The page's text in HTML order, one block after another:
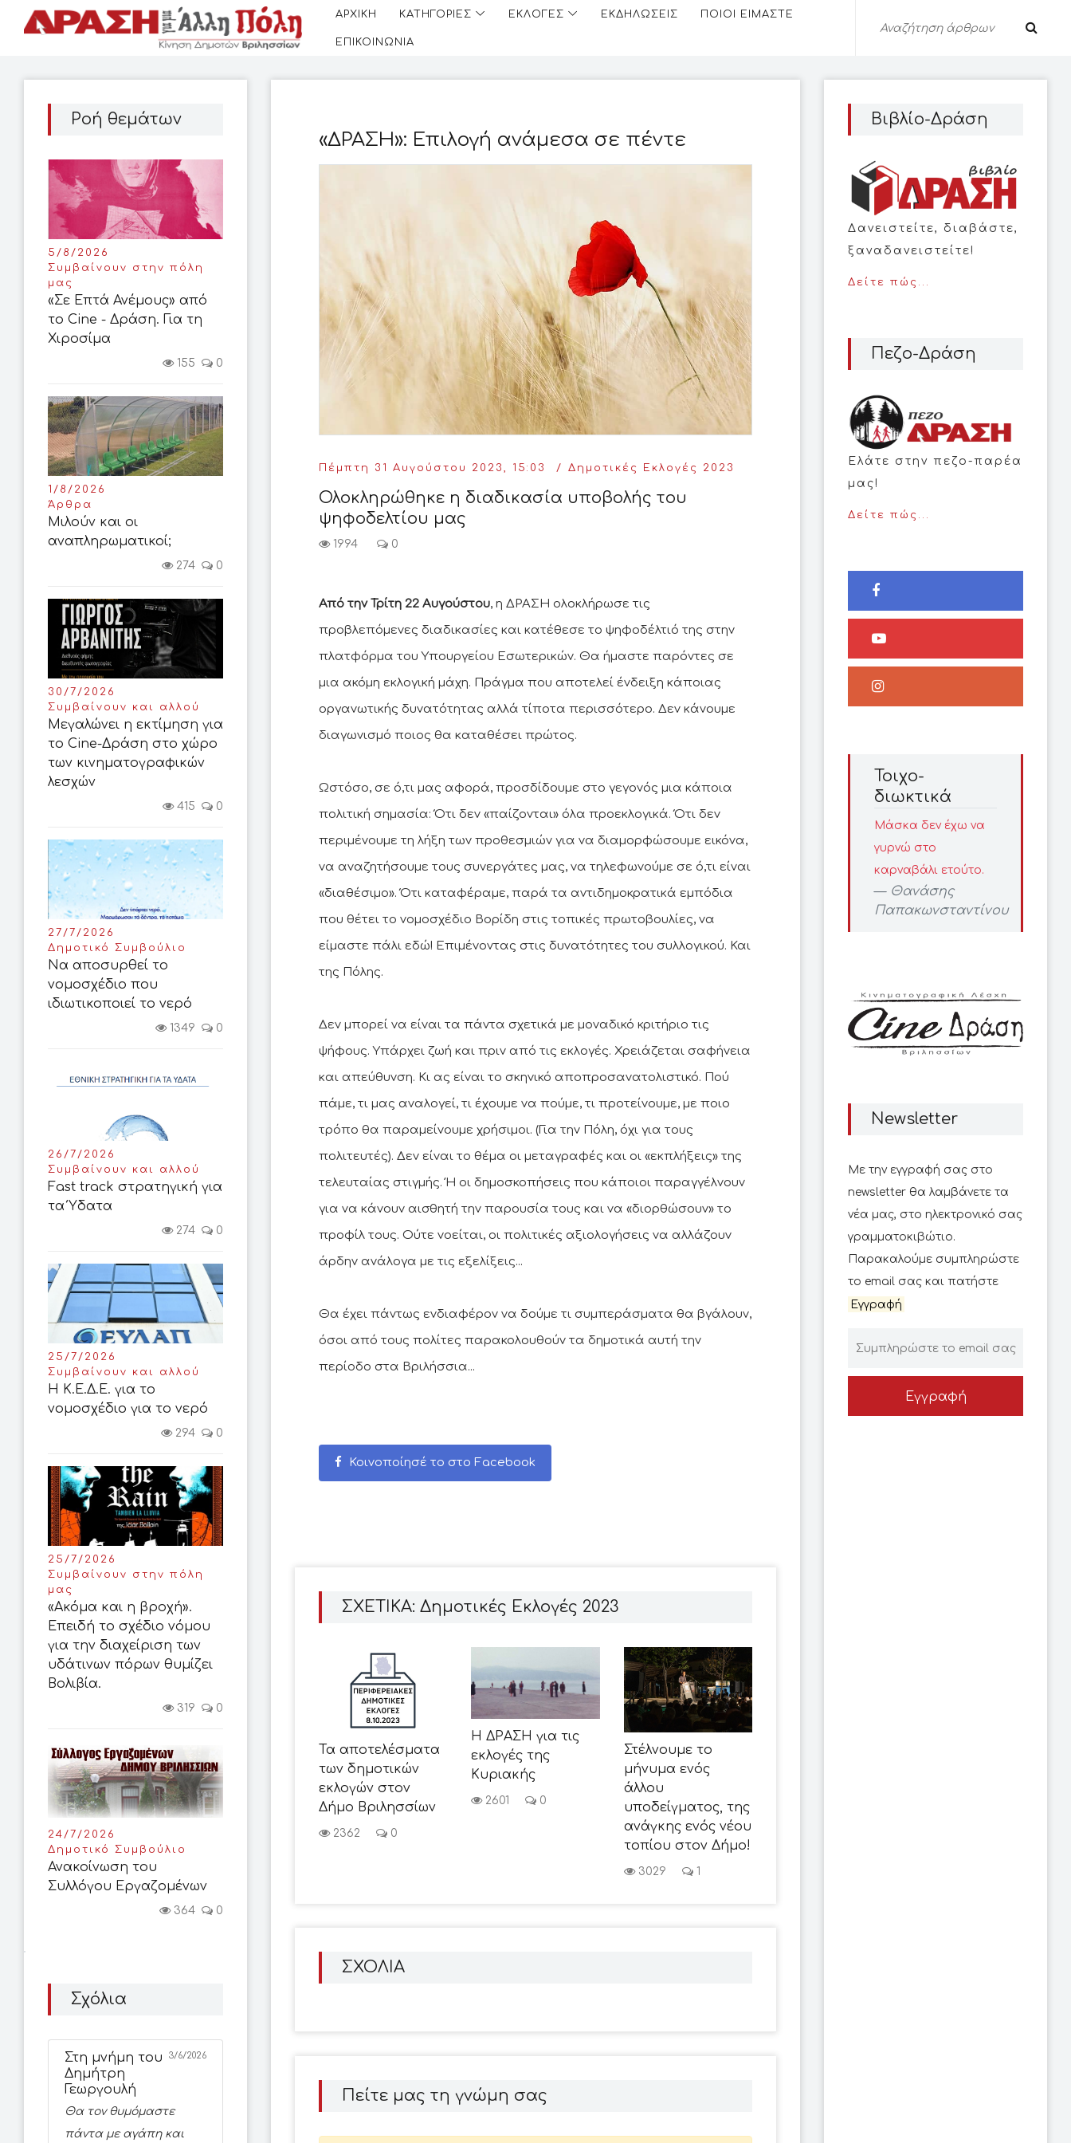
ΑΡΧΙΚΗ ΚΑΤΗΓΟΡΙΕΣ ΕΚΛΟΓΕΣ ΕΚΔΗΛΩΣΕΙΣ ΠΟΙΟΙ ΕΙΜΑΣΤΕ
ΕΠΙΚΟΙΝΩΝΙΑ
Ροή θεμάτων
5/8/2026
Συμβαίνουν στην πόλη
μας
«Σε Επτά Ανέμους» από
το Cine - Δράση. Για τη
Χιροσίμα
155 0
1/8/2026
Άρθρα
Μιλούν και οι
αναπληρωματικοί;
274 0
30/7/2026
Συμβαίνουν και αλλού
Μεγαλώνει η εκτίμηση για
το Cine-Δράση στο χώρο
των κινηματογραφικών
λεσχών
415 0
27/7/2026
Δημοτικό Συμβούλιο
Να αποσυρθεί το
νομοσχέδιο που
ιδιωτικοποιεί το νερό
1349 0
26/7/2026
Συμβαίνουν και αλλού
Fast track στρατηγική για
τα Ύδατα
274 0
25/7/2026
Συμβαίνουν και αλλού
Η Κ.Ε.Δ.Ε. για το
νομοσχέδιο για το νερό
294 0
25/7/2026
Συμβαίνουν στην πόλη
μας
«Ακόμα και η βροχή».
Επειδή το σχέδιο νόμου
για την διαχείριση των
υδάτινων πόρων θυμίζει
Βολιβία.
319 0
24/7/2026
Δημοτικό Συμβούλιο
Ανακοίνωση του
Συλλόγου Εργαζομένων
364 0
Σχόλια
Στη μνήμη του
Δημήτρη
Γεωργουλή
3/6/2026
Θα τον θυμόμαστε
πάντα με αγάπη και
«ΔΡΑΣΗ»: Επιλογή ανάμεσα σε πέντε
Πέμπτη 31 Αυγούστου 2023, 15:03 Δημοτικές Εκλογές 2023
Ολοκληρώθηκε η διαδικασία υποβολής του
ψηφοδελτίου μας
1994 0
Από την Τρίτη 22 Αυγούστου, η ΔΡΑΣΗ ολοκλήρωσε τις
προβλεπόμενες διαδικασίες και κατέθεσε το ψηφοδέλτιό της στην
πλατφόρμα του Υπουργείου Εσωτερικών. Θα ήμαστε παρόντες σε
μια ακόμη εκλογική μάχη. Πράγμα που αποτελεί ένδειξη κάποιας
οργανωτικής δυνατότητας αλλά τίποτα περισσότερο. Δεν κάνουμε
διαγωνισμό ποιος θα καταθέσει πρώτος.
Ωστόσο, σε ό,τι μας αφορά, προσδίδουμε στο γεγονός μια κάποια
πολιτική σημασία: Ότι δεν «παίζονται» όλα προεκλογικά. Ότι δεν
περιμένουμε τη λήξη των προθεσμιών για να διαμορφώσουμε εικόνα,
να αναζητήσουμε τους συνεργάτες μας, να τηλεφωνούμε σε ό,τι είναι
«διαθέσιμο». Ότι καταφέραμε, παρά τα αντιδημοκρατικά εμπόδια
που θέτει το νομοσχέδιο Βορίδη στις τοπικές πρωτοβουλίες, να
είμαστε πάλι εδώ! Επιμένοντας στις δυνατότητες του συλλογικού. Και
της Πόλης.
Δεν μπορεί να είναι τα πάντα σχετικά με μοναδικό κριτήριο τις
ψήφους. Υπάρχει ζωή και πριν από τις εκλογές. Χρειάζεται σαφήνεια
και απεύθυνση. Κι ας είναι το σκηνικό αποπροσανατολιστικό. Πού
πάμε, τι μας αναλογεί, τι έχουμε να πούμε, τι προτείνουμε, με ποιο
τρόπο θα παραμείνουμε χρήσιμοι. (Για την Πόλη, όχι για τους
πολιτευτές). Δεν είναι το θέμα οι μεταγραφές και οι «εκπλήξεις» της
τελευταίας στιγμής. Ή οι δημοσκοπήσεις που κάποιοι παραγγέλνουν
για να κάνουν αισθητή την παρουσία τους και να «διορθώσουν» το
προφίλ τους. Ούτε νοείται, οι πολιτικές αξιολογήσεις να αλλάζουν
άρδην ανάλογα με τις εξελίξεις...
Θα έχει πάντως ενδιαφέρον να δούμε τι συμπεράσματα θα βγάλουν,
όσοι από τους πολίτες παρακολουθούν τα δημοτικά αυτή την
περίοδο στα Βριλήσσια...
Κοινοποίησέ το στο Facebook
ΣΧΕΤΙΚΑ: Δημοτικές Εκλογές 2023
Τα αποτελέσματα
των δημοτικών
εκλογών στον
Δήμο Βριλησσίων
2362 0
Η ΔΡΑΣΗ για τις
εκλογές της
Κυριακής
2601 0
Στέλνουμε το
μήνυμα ενός
άλλου
υποδείγματος, της
ανάγκης ενός νέου
τοπίου στον Δήμο!
3029 1
ΣΧΟΛΙΑ
Πείτε μας τη γνώμη σας
Βιβλίο-Δράση
Δανειστείτε, διαβάστε,
ξαναδανειστείτε!
Δείτε πώς...
Πεζο-Δράση
Ελάτε στην πεζο-παρέα
μας!
Δείτε πώς...
Τοιχο-
διωκτικά
Μάσκα δεν έχω να
γυρνώ στο
καρναβάλι ετούτο.
Θανάσης
Παπακωνσταντίνου
Newsletter
Με την εγγραφή σας στο
newsletter θα λαμβάνετε τα
νέα μας, στο ηλεκτρονικό σας
γραμματοκιβώτιο.
Παρακαλούμε συμπληρώστε
το email σας και πατήστε
Εγγραφή
Εγγραφή